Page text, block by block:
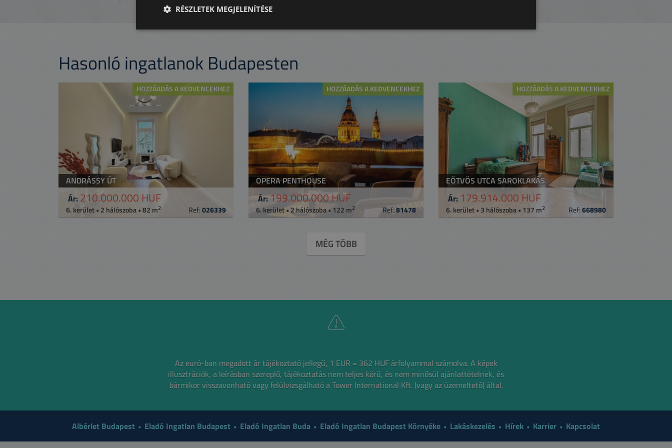
Hasonló ingatlanok Budapesten
HOZZÁADÁS A KEDVENCEKHEZ
ANDRÁSSY ÚT
Ár: 210.000.000 HUF
6. kerület • 2 hálószoba • 82 m2 Ref:026339
HOZZÁADÁS A KEDVENCEKHEZ
OPERA PENTHOUSE
Ár:199.000.000 HUF
6. kerület • 2 hálószoba • 122 m2 Ref:81478
HOZZÁADÁS A KEDVENCEKHEZ
EÖTVÖS UTCA SAROKLAKÁS
Ár: 179.914.000 HUF
6. kerület • 3 hálószoba • 137 m2 Ref:668980
MÉG TÖBB
Az euró-ban megadott ár tájékoztató jellegű, 1 EUR = 362 HUF árfolyammal számolva.A képek
illusztrációk, a leírásban szereplő, tájékoztatás nem teljes körű, és nem minősül ajánlattételnek, és
bármikor visszavonható vagy felülvizsgálható a Tower International Kft. (vagy az üzemeltető) által.
Albérlet Budapest Eladó Ingatlan Budapest Eladó Ingatlan Buda Eladó Ingatlan Budapest Környéke Lakáskezelés Hírek Karrier Kapcsolat
RÉSZLETEK MEGJELENÍTÉSE